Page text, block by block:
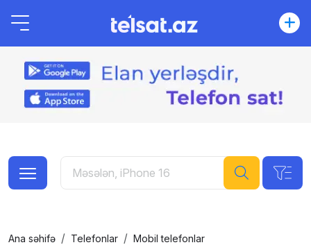
Ana səhifə Telefonlar Mobil telefonlar